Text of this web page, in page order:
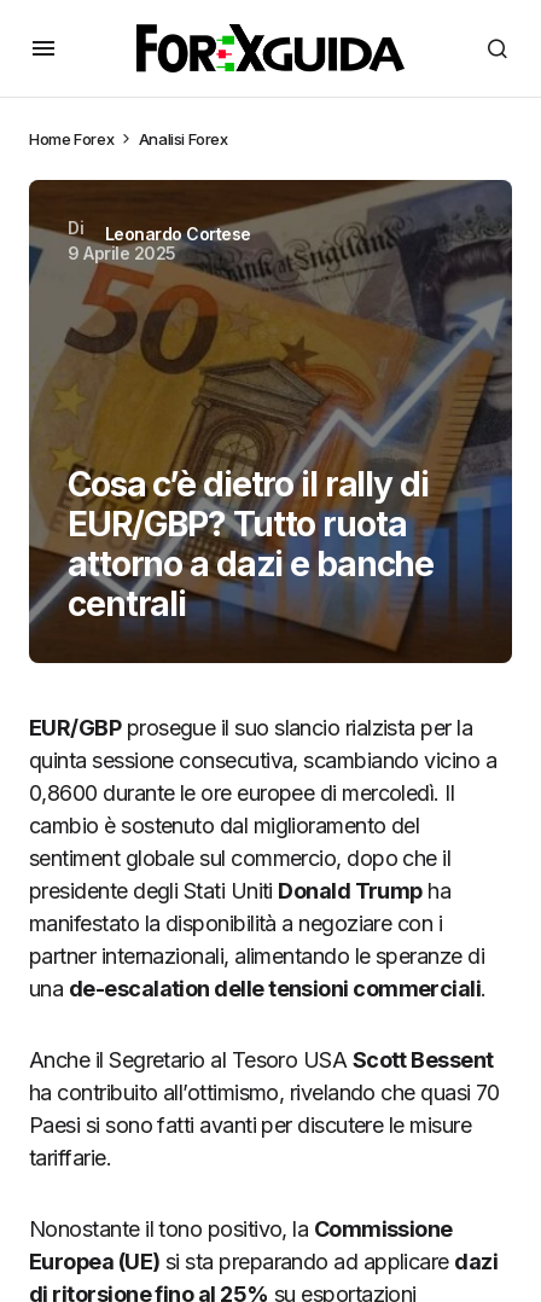
HomeForex Analisi Forex
Di
Leonardo Cortese
9 Aprile 2025
Cosa c’è dietro il rally di
EUR/GBP? Tutto ruota
attorno a dazi e banche
centrali
EUR/GBPprosegue il suo slancio rialzista per la
quinta sessione consecutiva, scambiando vicino a
0,8600 durante le ore europee di mercoledì. Il
cambio è sostenuto dal miglioramento del
sentiment globale sul commercio, dopo che il
presidente degli Stati Uniti Donald Trumpha
manifestato la disponibilità a negoziare con i
partner internazionali, alimentando le speranze di
una de-escalation delle tensioni commerciali.
Anche il Segretario al Tesoro USA Scott Bessent
ha contribuito all’ottimismo, rivelando che quasi 70
Paesi si sono fatti avanti per discutere le misure
tariffarie.
Nonostante il tono positivo, la Commissione
Europea (UE) si sta preparando ad applicare dazi
di ritorsione fino al 25% su esportazioni